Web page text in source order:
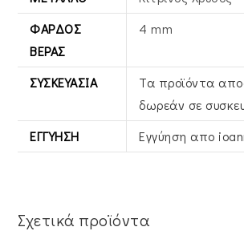
ΦΆΡΔΟΣ
ΒΕΡΑΣ
4 mm
ΣΥΣΚΕΥΑΣΊΑ
Τα προϊόντα
δωρεάν σε
ΕΓΓΎΗΣΗ
Εγγύηση απο
Σχετικά προϊόντα